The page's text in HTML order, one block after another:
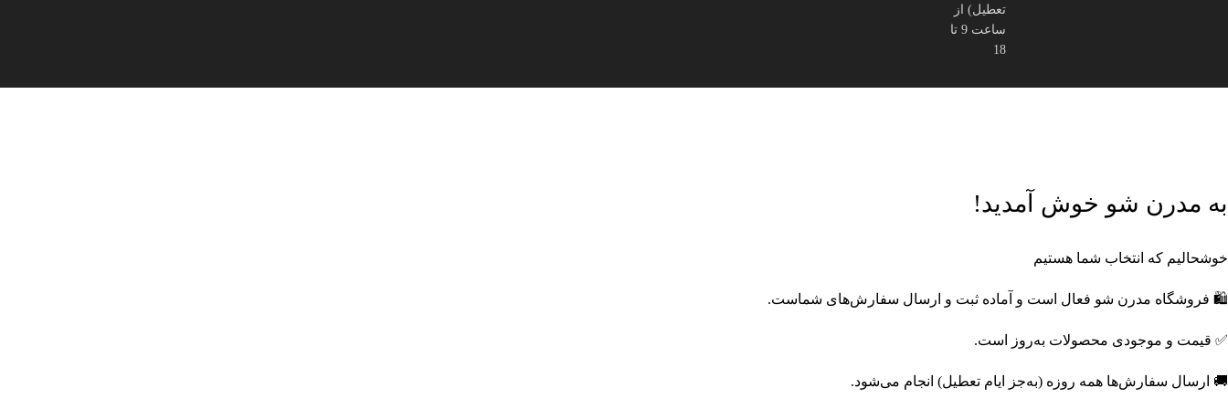
تعطیل) از
ساعت 9 تا
18
به مدرن شو خوش آمدید!
خوشحالیم که انتخاب شما هستیم
🛍️ فروشگاه مدرن شو فعال است و آماده ثبت و ارسال سفارش‌های شماست.
✅ قیمت و موجودی محصولات به‌روز است.
🚚 ارسال سفارش‌ها همه روزه (به‌جز ایام تعطیل) انجام می‌شود.